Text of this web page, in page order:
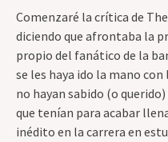
Comenzaré la crítica de
diciendo que afrontaba la
propio del fanático de la
se les haya ido la mano
no hayan sabido (o
que tenían para acabar
inédito en la carrera en